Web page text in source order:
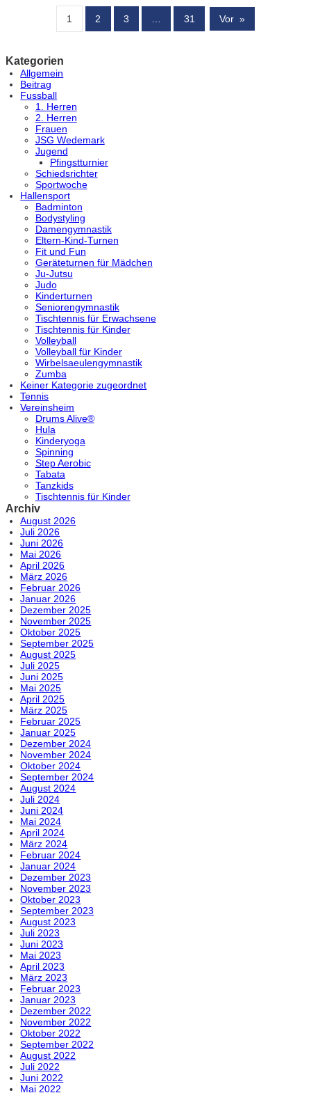
1 2 3 … 31 Vor »
Kategorien
Allgemein
Beitrag
Fussball
1. Herren
2. Herren
Frauen
JSG Wedemark
Jugend
Pfingstturnier
Schiedsrichter
Sportwoche
Hallensport
Badminton
Bodystyling
Damengymnastik
Eltern-Kind-Turnen
Fit und Fun
Geräteturnen für Mädchen
Ju-Jutsu
Judo
Kinderturnen
Seniorengymnastik
Tischtennis für Erwachsene
Tischtennis für Kinder
Volleyball
Volleyball für Kinder
Wirbelsaeulengymnastik
Zumba
Keiner Kategorie zugeordnet
Tennis
Vereinsheim
Drums Alive®
Hula
Kinderyoga
Spinning
Step Aerobic
Tabata
Tanzkids
Tischtennis für Kinder
Archiv
August 2026
Juli 2026
Juni 2026
Mai 2026
April 2026
März 2026
Februar 2026
Januar 2026
Dezember 2025
November 2025
Oktober 2025
September 2025
August 2025
Juli 2025
Juni 2025
Mai 2025
April 2025
März 2025
Februar 2025
Januar 2025
Dezember 2024
November 2024
Oktober 2024
September 2024
August 2024
Juli 2024
Juni 2024
Mai 2024
April 2024
März 2024
Februar 2024
Januar 2024
Dezember 2023
November 2023
Oktober 2023
September 2023
August 2023
Juli 2023
Juni 2023
Mai 2023
April 2023
März 2023
Februar 2023
Januar 2023
Dezember 2022
November 2022
Oktober 2022
September 2022
August 2022
Juli 2022
Juni 2022
Mai 2022